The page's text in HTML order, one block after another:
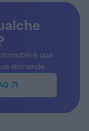
è qua
domande.